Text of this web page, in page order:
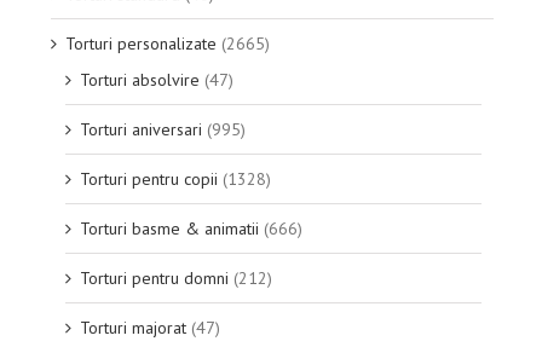
Torturi personalizate (2665)
Torturi absolvire (47)
Torturi aniversari (995)
Torturi pentru copii (1328)
Torturi basme & animatii (666)
Torturi pentru domni (212)
Torturi majorat (47)